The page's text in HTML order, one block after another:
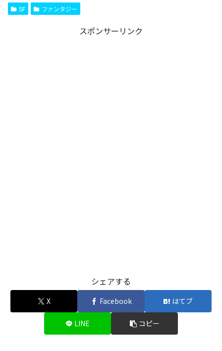
SF ファンタジー
スポンサーリンク
シェアする
X Facebook はてブ
LINE コピー